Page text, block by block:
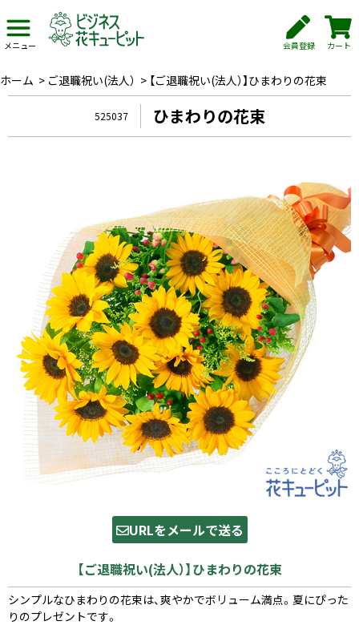
メニュー 会員登録 カート
ホーム > ご退職祝い(法人） > 【ご退職祝い(法人）】ひまわりの花束
525037 ひまわりの花束
URLをメールで送る
【ご退職祝い(法人）】ひまわりの花束
シンプルなひまわりの花束は、爽やかでボリューム満点。夏にぴった
りのプレゼントです。